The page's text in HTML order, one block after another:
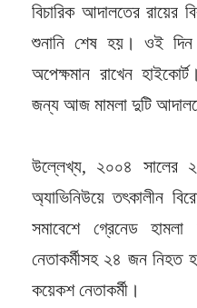
বিচারিক আদালতের রায়ের
শুনানি শেষ হয়। ওই দিন
অপেক্ষমান রাখেন
জন্য আজ মামলা দুটি
উল্লেখ্য, ২০০৪ সালের
অ্যাভিনিউয়ে তৎকালীন
সমাবেশে গ্রেনেড
নেতাকর্মীসহ ২৪ জন
কয়েকশ নেতাকর্মী।